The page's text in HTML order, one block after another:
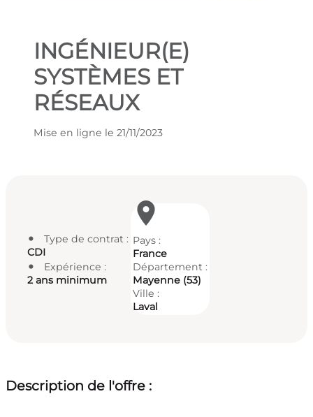
INGÉNIEUR(E)
SYSTÈMES ET
RÉSEAUX
Mise en ligne le 21/11/2023
Type de contrat
CDI
Expérience
2 ans minimum
Pays
France
Département
Mayenne (53)
Ville
Laval
Description de l'offre